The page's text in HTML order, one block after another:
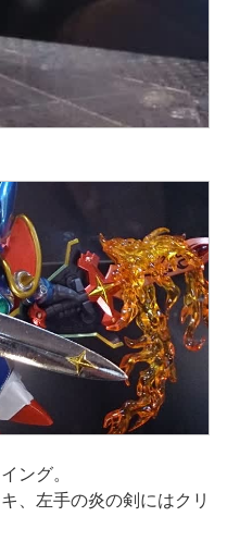
ング。
、左手の炎の剣にはクリ